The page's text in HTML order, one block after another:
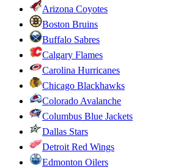
Arizona Coyotes
Boston Bruins
Buffalo Sabres
Calgary Flames
Carolina Hurricanes
Chicago Blackhawks
Colorado Avalanche
Columbus Blue Jackets
Dallas Stars
Detroit Red Wings
Edmonton Oilers